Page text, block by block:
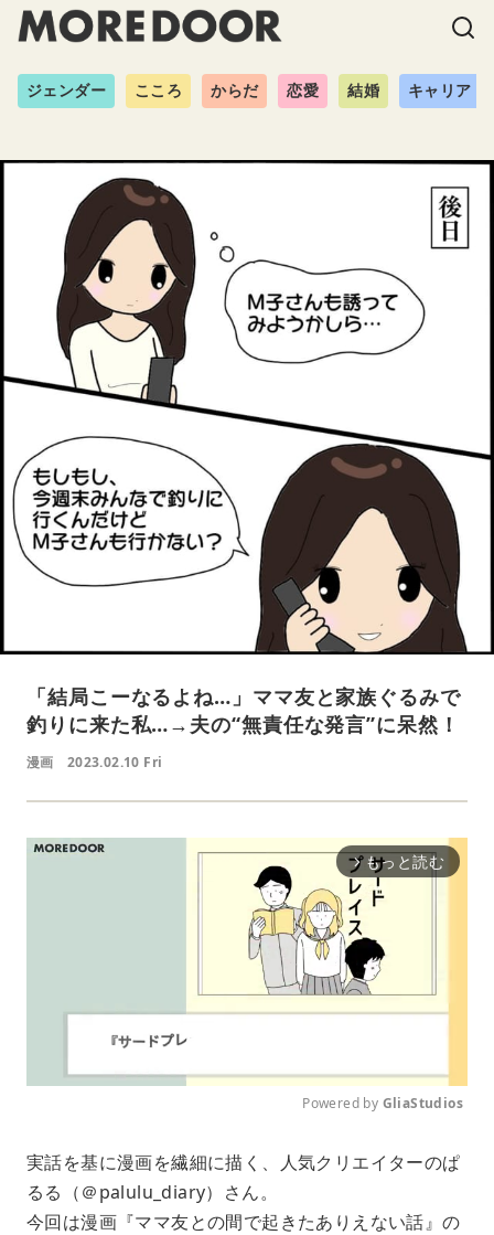
ジェンダー こころ からだ 恋愛 結婚 キャリア
「結局こーなるよね…」ママ友と家族ぐるみで
釣りに来た私…→夫の“無責任な発言”に呆然！
漫画 2023.02.10 Fri
arrow_forward_ios もっと読む
u
Powered by GliaStudios
実話を基に漫画を繊細に描く、人気クリエイターのぱ
るる（＠palulu_diary）さん。
今回は漫画『ママ友との間で起きたありえない話』の